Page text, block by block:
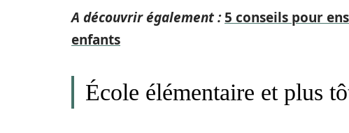
A découvrir également : 5 conseils pour
enfants
École élémentaire et plus